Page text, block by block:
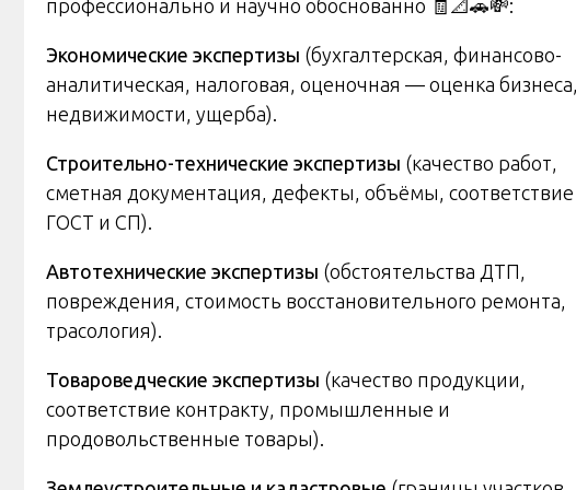
профессионально и научно обоснованно 🧾📐🚗💸:
Экономические экспертизы (бухгалтерская, финансово-
аналитическая, налоговая, оценочная — оценка
недвижимости, ущерба).
Строительно-технические экспертизы (качество работ,
сметная документация, дефекты, объёмы, соответствие
ГОСТ и СП).
Автотехнические экспертизы (обстоятельства ДТП,
повреждения, стоимость восстановительного ремонта,
трасология).
Товароведческие экспертизы (качество продукции,
соответствие контракту, промышленные и
продовольственные товары).